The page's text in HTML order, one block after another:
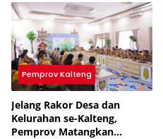
Pemprov Kalteng
Jelang Rakor Desa dan
Kelurahan se-Kalteng,
Pemprov Matangkan